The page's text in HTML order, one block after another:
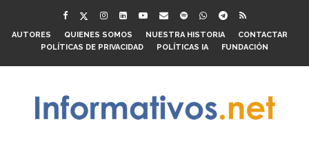
AUTORES QUIENES SOMOS NUESTRA HISTORIA
CONTACTAR
POLÍTICAS DE PRIVACIDAD
POLÍTICAS IA FUNDACIÓN